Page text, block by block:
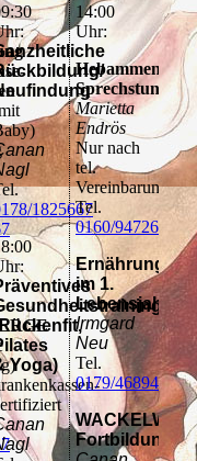
1825667
Yoga)
14:00
Uhr:
Hebammen
Sprechstunde
Marietta
Endrös
Nur nach
tel.
Vereinbarung
Tel.
0160/94726413
Ernährung
im 1.
Lebensjahr
Irmgard
Neu
Tel.
0179/4689466
Fortbildung